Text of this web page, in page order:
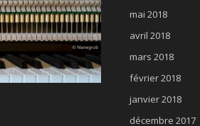
mai 2018
avril 2018
mars 2018
février 2018
janvier 2018
décembre 2017